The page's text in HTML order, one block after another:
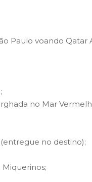
Paulo voando Qatar
no Mar
no destino);